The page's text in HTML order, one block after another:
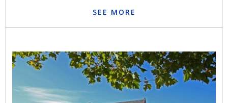
SEE MORE